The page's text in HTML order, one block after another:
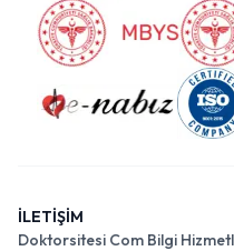
İLETİŞİM
Doktorsitesi Com Bilgi